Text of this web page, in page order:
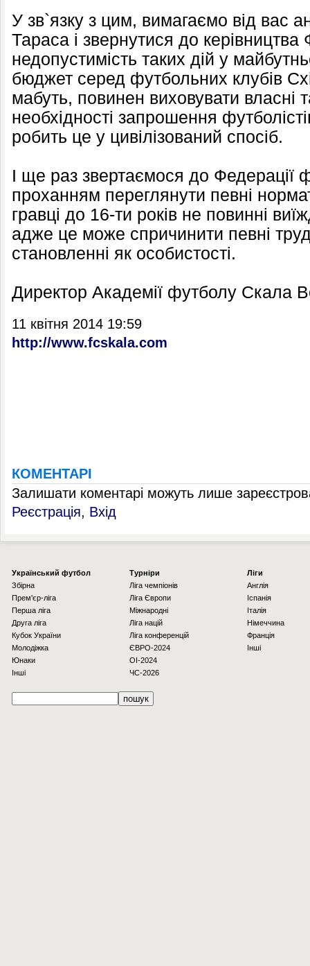
У зв`язку з цим, вимагаємо від вас
Тараса і звернутися до
недопустимість таких дій у
бюджет серед футбольних клубів
мабуть, повинен виховувати власні
необхідності запрошення
робить це у цивілізований спосіб.
І ще раз звертаємося до Федерації
проханням переглянути певні
гравці до 16-ти років не повинні
адже це може спричинити певні
становленні як особистості.
Директор Академії футболу Скала
11 квітня 2014 19:59
http://www.fcskala.com
КОМЕНТАРІ
Залишати коментарі можуть лише
Реєстрація, Вхід
Українcький футбол
Збірна
Прем'єр-ліга
Перша ліга
Друга ліга
Кубок України
Молодіжка
Юнаки
Інші
Турніри
Ліга чемпіонів
Ліга Європи
Міжнародні
Ліга націй
Ліга конференцій
ЄВРО-2024
OI-2024
ЧС-2026
Ліги
Англія
Іспанія
Італія
Німеччина
Франція
Інші